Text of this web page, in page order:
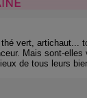
vert, artichaut...
Mais sont-
de tous leurs